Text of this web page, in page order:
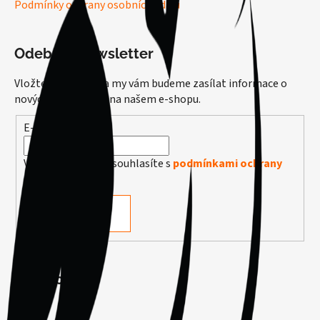
Podmínky ochrany osobních údajů
Odebírat newsletter
Vložte svůj e-mail a my vám budeme zasílat informace o
nových produktech na našem e-shopu.
E-mail
Vložením e-mailu souhlasíte s podmínkami ochrany
osobních údajů
PŘIHLÁSIT SE
Facebook